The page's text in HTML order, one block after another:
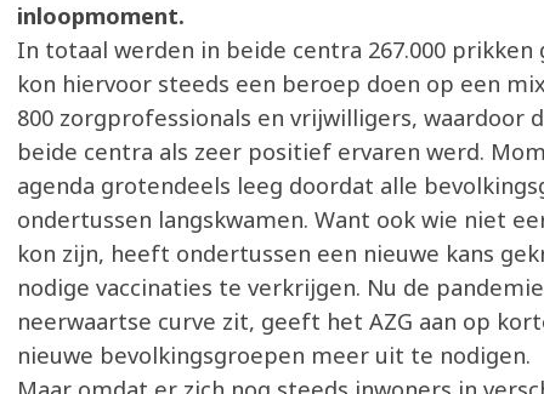
inloopmoment.
In totaal werden in beide centra 267.000 prikken
kon hiervoor steeds een beroep doen op een
800 zorgprofessionals en vrijwilligers, waardoor
beide centra als zeer positief ervaren werd.
agenda grotendeels leeg doordat alle
ondertussen langskwamen. Want ook wie niet
kon zijn, heeft ondertussen een nieuwe kans
nodige vaccinaties te verkrijgen. Nu de
neerwaartse curve zit, geeft het AZG aan op
nieuwe bevolkingsgroepen meer uit te nodigen.